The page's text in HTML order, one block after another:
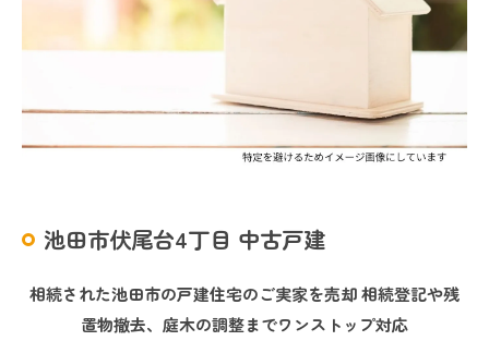
池田市伏尾台4丁目 中古戸建
相続された池田市の戸建住宅のご実家を売却 相続登記や残
置物撤去、庭木の調整までワンストップ対応